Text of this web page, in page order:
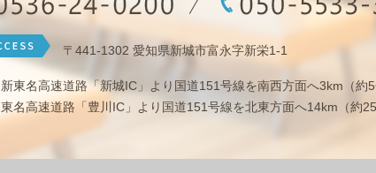
〒441-1302 愛知県新城市富永字新栄1-1
新東名高速道路「新城IC」より国道151号線を南西方面へ3km（約5
東名高速道路「豊川IC」より国道151号線を北東方面へ14km（約25